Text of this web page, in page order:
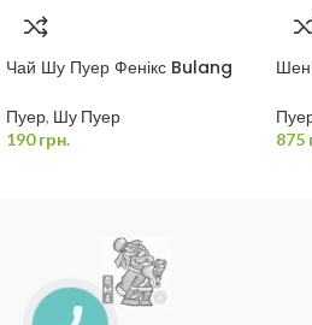
Чай Шу Пуер Фенікс Bulang
Пуер, Шу Пуер
190грн.
875